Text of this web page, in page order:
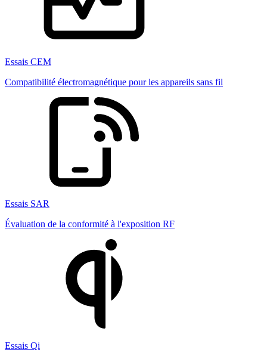
Essais CEM
Compatibilité électromagnétique pour les appareils sans fil
Essais SAR
Évaluation de la conformité à l'exposition RF
Essais Qi